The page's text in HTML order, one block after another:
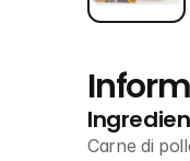
Carne di